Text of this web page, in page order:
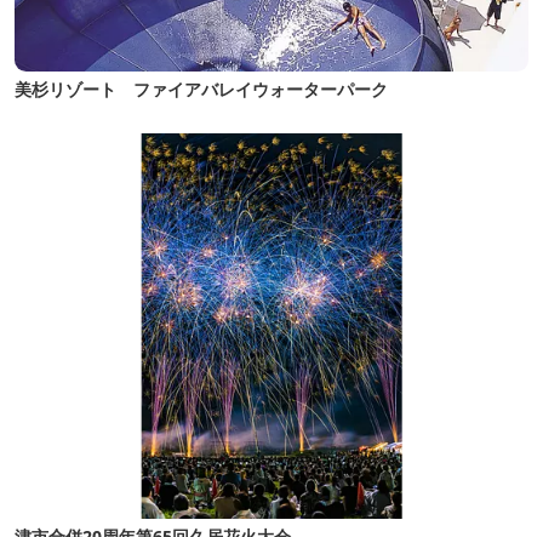
美杉リゾート ファイアバレイウォーターパーク